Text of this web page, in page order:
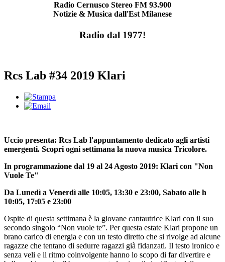
Radio Cernusco Stereo FM 93.900
Notizie & Musica dall'Est Milanese
Radio dal 1977!
Rcs Lab #34 2019 Klari
Uccio presenta: Rcs Lab l'appuntamento dedicato agli artisti
emergenti. Scopri ogni settimana la nuova musica Tricolore.
In programmazione dal 19 al 24 Agosto 2019: Klari con "Non
Vuole Te"
Da Lunedì a Venerdì alle 10:05, 13:30 e 23:00, Sabato alle h
10:05, 17:05 e 23:00
Ospite di questa settimana è la giovane cantautrice Klari con il suo
secondo singolo “Non vuole te”. Per questa estate Klari propone un
brano carico di energia e con un testo diretto che si rivolge ad alcune
ragazze che tentano di sedurre ragazzi già fidanzati. Il testo ironico e
senza veli e il ritmo coinvolgente hanno lo scopo di far divertire e